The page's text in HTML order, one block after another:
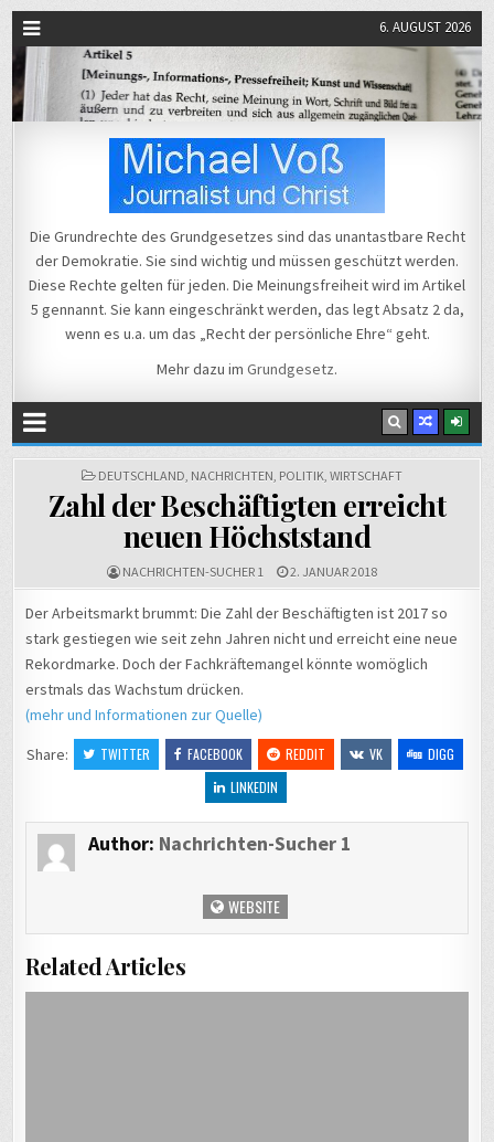
6. AUGUST 2026
Michael Voß
Die Grundrechte des Grundgesetzes sind das unantastbare Recht
der Demokratie. Sie sind wichtig und müssen geschützt werden.
Diese Rechte gelten für jeden. Die Meinungsfreiheit wird im Artikel
5 gennannt. Sie kann eingeschränkt werden, das legt Absatz 2 da,
wenn es u.a. um das „Recht der persönliche Ehre“ geht.
Mehr dazu im Grundgesetz.
POSTED
IN
DEUTSCHLAND, NACHRICHTEN, POLITIK, WIRTSCHAFT
Zahl der Beschäftigten erreicht
neuen Höchststand
NACHRICHTEN-SUCHER 1 2. JANUAR 2018
Der Arbeitsmarkt brummt: Die Zahl der Beschäftigten ist 2017 so
stark gestiegen wie seit zehn Jahren nicht und erreicht eine neue
Rekordmarke. Doch der Fachkräftemangel könnte womöglich
erstmals das Wachstum drücken.
(mehr und Informationen zur Quelle)
Share:
TWITTER FACEBOOK REDDIT VK
DIGG
LINKEDIN
Author: Nachrichten-Sucher 1
WEBSITE
Related Articles